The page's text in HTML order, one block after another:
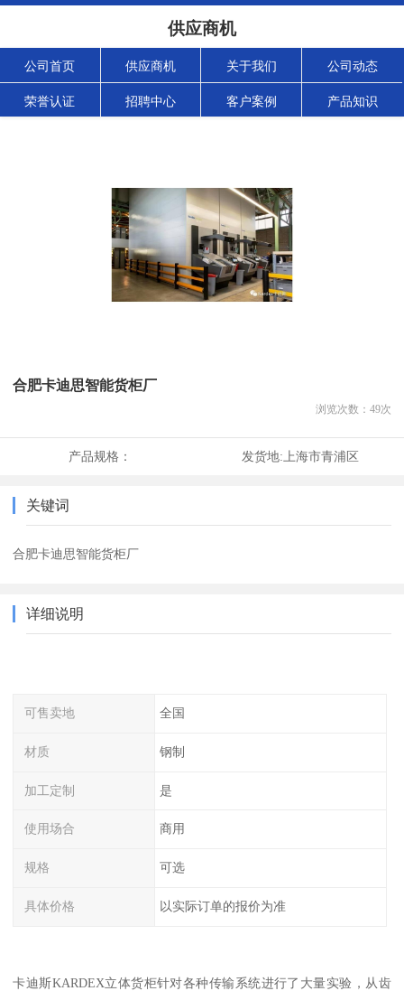
供应商机
公司首页 供应商机 关于我们 公司动态
荣誉认证 招聘中心 客户案例 产品知识
合肥卡迪思智能货柜厂
浏览次数： 49次
产品规格： 发货地: 上海市青浦区
关键词
合肥卡迪思智能货柜厂
详细说明
可售卖地 全国
材质 钢制
加工定制 是
使用场合 商用
规格 可选
具体价格 以实际订单的报价为准
卡迪斯KARDEX立体货柜针对各种传输系统进行了大量实验，从齿